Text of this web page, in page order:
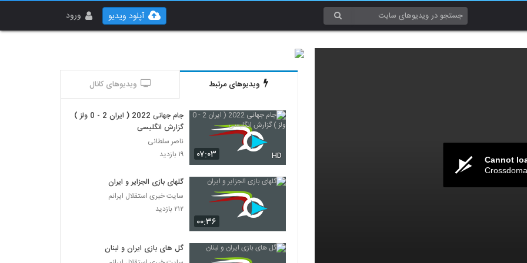
ورود آپلود ویدیو
Cannot
ویدیوهای مرتبط ویدیوهای کانال
۰۷:۰۳ HD
جام جهانی 2022 ( ایران 2 - 0 ولز )
گزارش انگلیسی
ناصر سلطانی
۱۹ بازدید
۰۰:۳۶
گلهای بازی الجزایر و ایران
سایت خبری استقلال ایرانم
۲۱۲ بازدید
گل های بازی ایران و لبنان